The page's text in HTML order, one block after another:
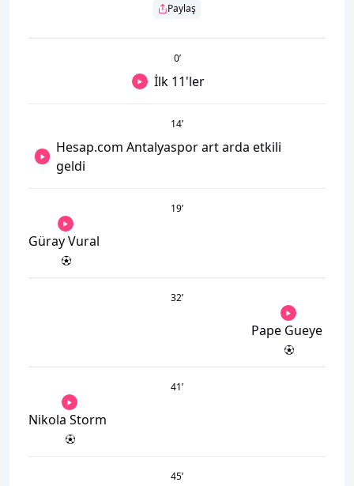
Paylaş
0’
İlk 11'ler
14’
Hesap.com Antalyaspor art arda etkili
geldi
19’
Güray Vural
32’
Pape Gueye
41’
Nikola Storm
45’